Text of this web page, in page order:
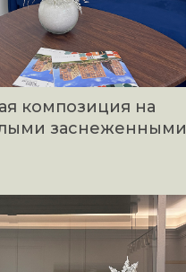
композиция на
заснеженными